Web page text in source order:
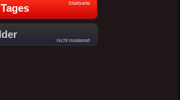
Startseite
nicht moderiert